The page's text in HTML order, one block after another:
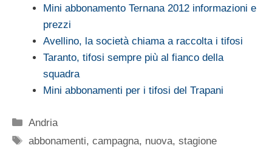
Mini abbonamento Ternana 2012 informazioni e
prezzi
Avellino, la società chiama a raccolta i tifosi
Taranto, tifosi sempre più al fianco della
squadra
Mini abbonamenti per i tifosi del Trapani
Categorie
Andria
Tag
abbonamenti,campagna, nuova,stagione